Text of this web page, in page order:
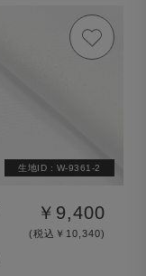
生地ID : W-9361-2
￥9,400
(税込￥10,340)